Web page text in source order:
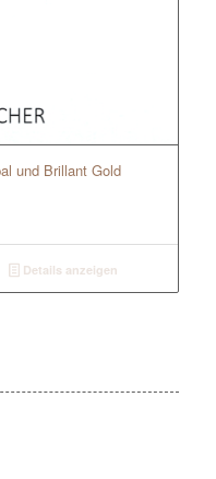
und Brillant Gold
Details anzeigen